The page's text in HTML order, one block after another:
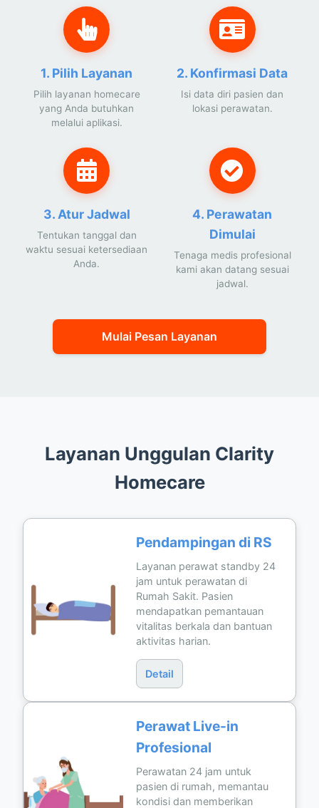
1. Pilih Layanan
Pilih layanan homecare
yang Anda butuhkan
melalui aplikasi.
2. Konfirmasi Data
Isi data diri pasien dan
lokasi perawatan.
3. Atur Jadwal
Tentukan tanggal dan
waktu sesuai ketersediaan
Anda.
4. Perawatan
Dimulai
Tenaga medis profesional
kami akan datang sesuai
jadwal.
Mulai Pesan Layanan
Layanan Unggulan Clarity
Homecare
Pendampingan di RS
Layanan perawat standby 24
jam untuk perawatan di
Rumah Sakit. Pasien
mendapatkan pemantauan
vitalitas berkala dan bantuan
aktivitas harian.
Detail
Perawat Live-in
Profesional
Perawatan 24 jam untuk
pasien di rumah, memantau
kondisi dan memberikan